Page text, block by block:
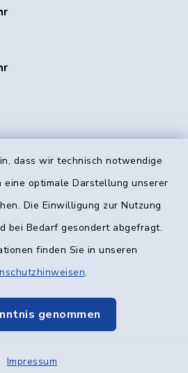
dass wir technisch notwendige
eine optimale Darstellung unserer
Die Einwilligung zur Nutzung
bei Bedarf gesondert abgefragt.
finden Sie in unseren
.
genommen
Impressum
Kontakt
Kommunikation
Sitemap